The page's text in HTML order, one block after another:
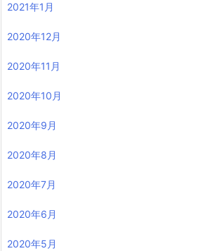
2021年1月
2020年12月
2020年11月
2020年10月
2020年9月
2020年8月
2020年7月
2020年6月
2020年5月